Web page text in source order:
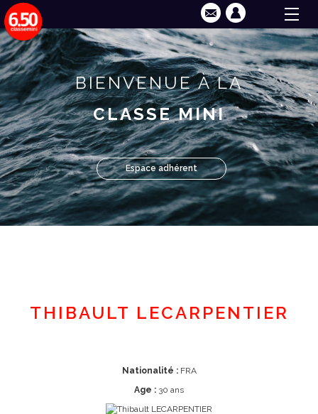
BIENVENUE À LA
CLASSE MINI
Espace adhérent
THIBAULT LECARPENTIER
Nationalité :FRA
Age : 30 ans